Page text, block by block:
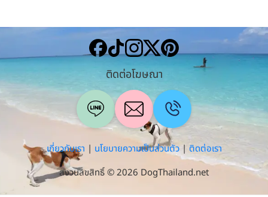
ติดต่อโฆษณา
เกี่ยวกับเรา | นโยบายความเป็นส่วนตัว| ติดต่อเรา
สงวนลิขสิทธิ์ © 2026 DogThailand.net